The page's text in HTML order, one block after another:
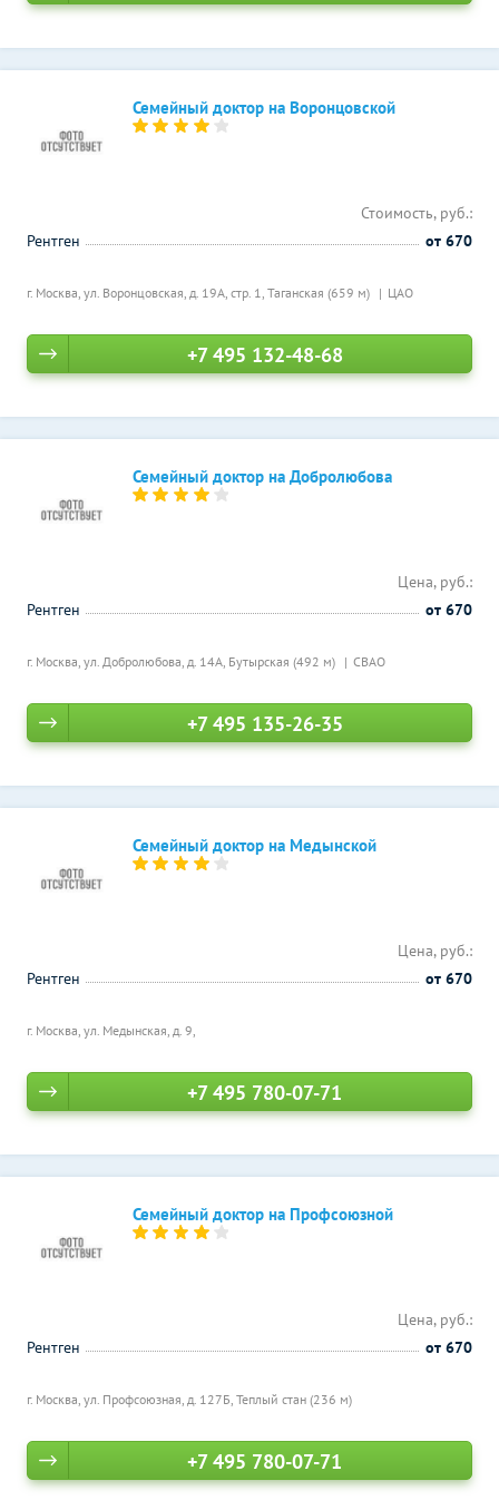
Семейный доктор на Воронцовской
г. Москва, ул. Воронцовская, д. 19А, стр. 1, Таганская (659 м) ЦАО
Стоимость, руб.:
Рентген
от 670
+7 495 132-48-68
Семейный доктор на Добролюбова
г. Москва, ул. Добролюбова, д. 14А, Бутырская (492 м) СВАО
Цена, руб.:
Рентген
от 670
+7 495 135-26-35
Семейный доктор на Медынской
г. Москва, ул. Медынская, д. 9,
Цена, руб.:
Рентген
от 670
+7 495 780-07-71
Семейный доктор на Профсоюзной
г. Москва, ул. Профсоюзная, д. 127Б, Теплый стан (236 м)
Цена, руб.:
Рентген
от 670
+7 495 780-07-71